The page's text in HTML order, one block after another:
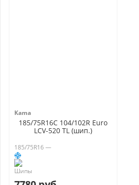
Kama
185/75R16C 104/102R Euro
LCV-520 TL (шип.)
185/75R16 —